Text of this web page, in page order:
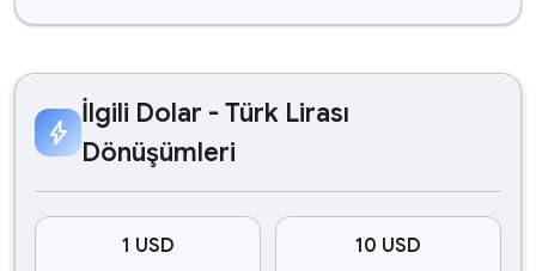
bolt
İlgili Dolar - Türk Lirası
Dönüşümleri
1 USD
10 USD